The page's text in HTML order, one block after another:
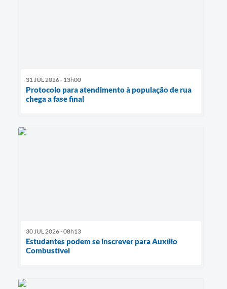
31 JUL 2026 - 13h00
Protocolo para atendimento à população de rua
chega a fase final
30 JUL 2026 - 08h13
Estudantes podem se inscrever para Auxílio
Combustível